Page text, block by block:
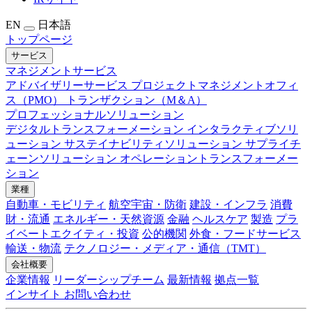
EN
日本語
トップページ
サービス
マネジメントサービス
アドバイザリーサービス プロジェクトマネジメントオフィ
ス（PMO）
トランザクション（M＆A）
プロフェッショナルソリューション
デジタルトランスフォーメーション インタラクティブソリ
ューション サステイナビリティソリューション サプライチ
ェーンソリューション オペレーショントランスフォーメー
ション
業種
自動車・モビリティ 航空宇宙・防衛 建設・インフラ 消費
財・流通 エネルギー・天然資源 金融 ヘルスケア 製造 プラ
イベートエクイティ・投資 公的機関 外食・フードサービス
輸送・物流 テクノロジー・メディア・通信（TMT）
会社概要
企業情報 リーダーシップチーム 最新情報 拠点一覧
インサイト お問い合わせ